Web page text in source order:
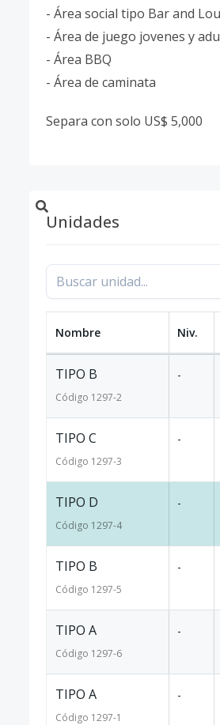
- Área social tipo Bar and
- Área de juego jovenes y
- Área BBQ
- Área de caminata
Separa con solo US$ 5,000
Unidades
Nombre Niv.
TIPO B
Código 1297-2
-
TIPO C
Código 1297-3
-
TIPO D
Código 1297-4
-
TIPO B
Código 1297-5
-
TIPO A
Código 1297-6
-
TIPO A
Código 1297-1
-